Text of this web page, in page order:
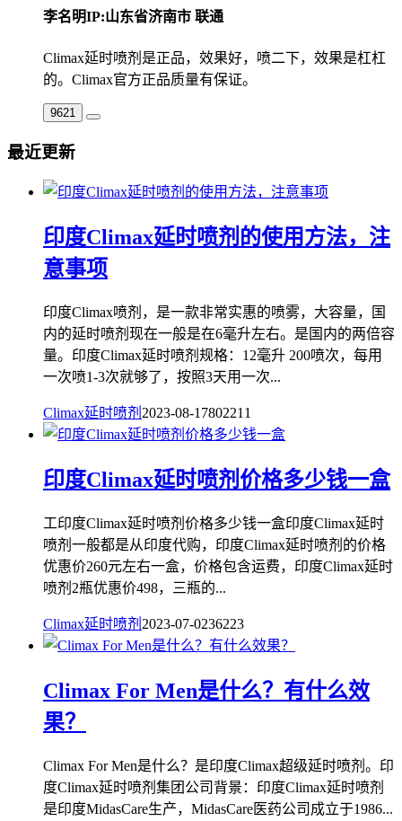
李名明IP:山东省济南市 联通
Climax延时喷剂是正品，效果好，喷二下，效果是杠杠
的。Climax官方正品质量有保证。
9621
最近更新
印度Climax延时喷剂的使用方法，注
意事项
印度Climax喷剂，是一款非常实惠的喷雾，大容量，国
内的延时喷剂现在一般是在6毫升左右。是国内的两倍容
量。印度Climax延时喷剂规格：12毫升 200喷次，每用
一次喷1-3次就够了，按照3天用一次...
Climax延时喷剂 2023-08-17802211
印度Climax延时喷剂价格多少钱一盒
工印度Climax延时喷剂价格多少钱一盒印度Climax延时
喷剂一般都是从印度代购，印度Climax延时喷剂的价格
优惠价260元左右一盒，价格包含运费，印度Climax延时
喷剂2瓶优惠价498，三瓶的...
Climax延时喷剂 2023-07-0236223
Climax For Men是什么？有什么效
果？
Climax For Men是什么？是印度Climax超级延时喷剂。印
度Climax延时喷剂集团公司背景：印度Climax延时喷剂
是印度MidasCare生产，MidasCare医药公司成立于1986...